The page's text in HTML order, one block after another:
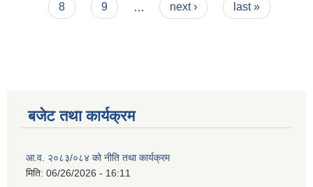
8
9 next › last »
बजेट तथा कार्यक्रम
आ.व. २०८३/०८४ को नीति तथा कार्यक्रम
मिति: 06/26/2026 - 16:11